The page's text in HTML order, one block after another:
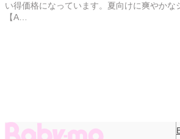
い得価格になっています。夏向けに爽やかな
【A…